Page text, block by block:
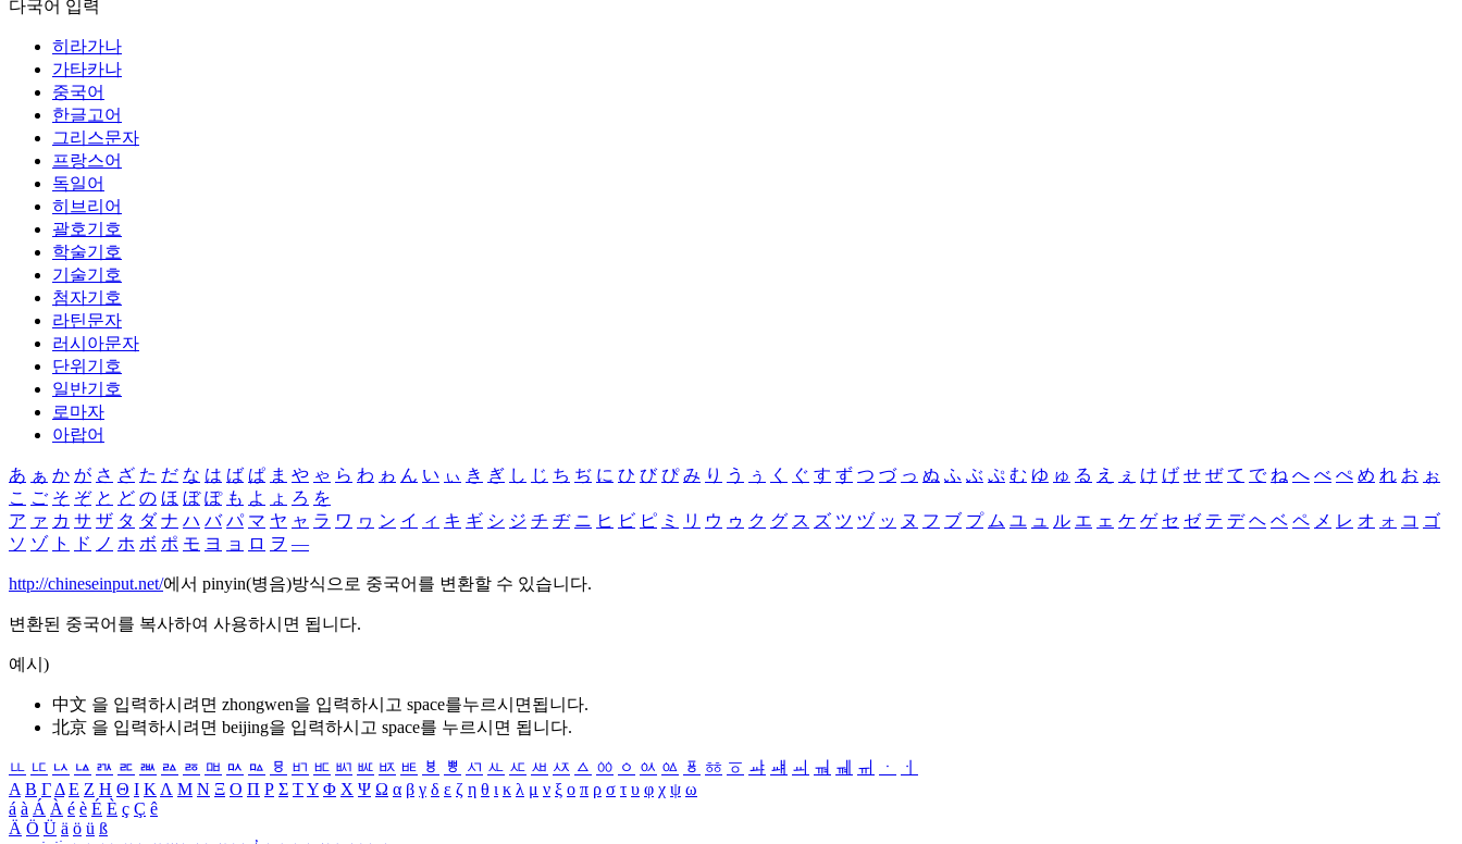
다국어 입력
히라가나
가타카나
중국어
한글고어
그리스문자
프랑스어
독일어
히브리어
괄호기호
학술기호
기술기호
첨자기호
라틴문자
러시아문자
단위기호
일반기호
로마자
아랍어
あ ぁ か が さ ざ た だ な は ば ぱ ま や ゃ ら わ ゎ ん い ぃ き ぎ し じ ち ぢ に ひ び ぴ み り う ぅ く ぐ す ず つ づ っ ぬ ふ ぶ ぷ む ゆ ゅ る え ぇ け げ せ ぜ て で ね へ べ ぺ め れ お ぉ
こ ご そ ぞ と ど の ほ ぼ ぽ も よ ょ ろ を
ア ァ カ サ ザ タ ダ ナ ハ バ パ マ ヤ ャ ラ ワ ヮ ン イ ィ キ ギ シ ジ チ ヂ ニ ヒ ビ ピ ミ リ ウ ゥ ク グ ス ズ ツ ヅ ッ ヌ フ ブ プ ム ユ ュ ル エ ェ ケ ゲ セ ゼ テ デ ヘ ベ ペ メ レ オ ォ コ ゴ
ソ ゾ ト ド ノ ホ ボ ポ モ ヨ ョ ロ ヲ ―
http://chineseinput.net/에서 pinyin(병음)방식으로 중국어를 변환할 수 있습니다.
변환된 중국어를 복사하여 사용하시면 됩니다.
예시)
中文 을 입력하시려면 zhongwen을 입력하시고 space를누르시면됩니다.
北京 을 입력하시려면 beijing을 입력하시고 space를 누르시면 됩니다.
ㅥ ㅦ ㅧ ㅨ ㅩ ㅪ ㅫ ㅬ ㅭ ㅮ ㅯ ㅰ ㅱ ㅲ ㅳ ㅴ ㅵ ㅶ ㅷ ㅸ ㅹ ㅺ ㅻ ㅼ ㅽ ㅾ ㅿ ㆀ ㆁ ㆂ ㆃ ㆄ ㆅ ㆆ ㆇ ㆈ ㆉ ㆊ ㆋ ㆌ ㆍ
ㆎ
Α Β ΓΔ Ε Ζ Η Θ Ι ΚΛ Μ Ν Ξ Ο Π Ρ Σ ΤΥ Φ Χ Ψ Ω α β γ δ ε ζ η θ ι κ λ μ ν ξ ο π ρ σ τ υ φ χ ψ ω
á à Á À é è É È ç Ç ê
Ä Ö Ü ä ö ü ß